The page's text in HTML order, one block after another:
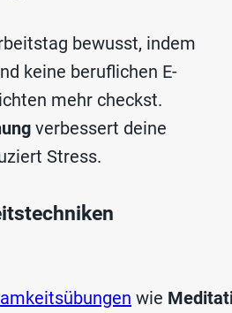
bewusst, indem
keine beruflichen E-
mehr checkst.
verbessert deine
Stress.
wie